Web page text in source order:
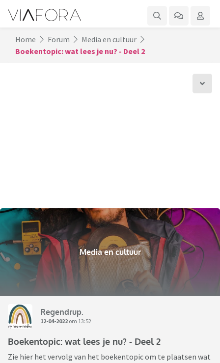
Home Forum
Media en cultuur
Boekentopic: wat lees je nu? - Deel 2
Media en cultuur
Regendrup.
12-04-2022 om 13:52
Boekentopic: wat lees je nu? - Deel 2
Zie hier het vervolg van het boekentopic om te plaatsen wat